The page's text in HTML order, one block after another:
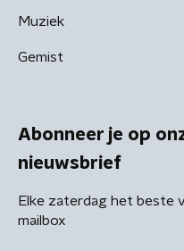
Muziek
Gemist
Abonneer je op
nieuwsbrief
Elke zaterdag het beste
mailbox